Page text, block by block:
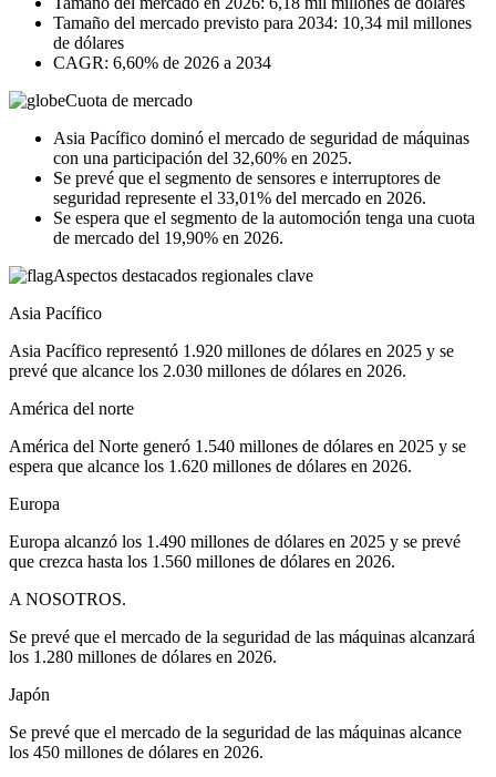
Tamaño del mercado previsto para 2034: 10,34 mil millones
de dólares
CAGR: 6,60% de 2026 a 2034
Cuota de mercado
Asia Pacífico dominó el mercado de seguridad de máquinas
con una participación del 32,60% en 2025.
Se prevé que el segmento de sensores e interruptores de
seguridad represente el 33,01% del mercado en 2026.
Se espera que el segmento de la automoción tenga una cuota
de mercado del 19,90% en 2026.
Aspectos destacados regionales clave
Asia Pacífico
Asia Pacífico representó 1.920 millones de dólares en 2025 y se
prevé que alcance los 2.030 millones de dólares en 2026.
América del norte
América del Norte generó 1.540 millones de dólares en 2025 y se
espera que alcance los 1.620 millones de dólares en 2026.
Europa
Europa alcanzó los 1.490 millones de dólares en 2025 y se prevé
que crezca hasta los 1.560 millones de dólares en 2026.
A NOSOTROS.
Se prevé que el mercado de la seguridad de las máquinas alcanzará
los 1.280 millones de dólares en 2026.
Japón
Se prevé que el mercado de la seguridad de las máquinas alcance
los 450 millones de dólares en 2026.